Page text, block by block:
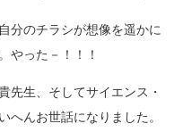
分のチラシが想像を遥かに
やった－！！！
先生、そしてサイエンス・
へんお世話になりました。